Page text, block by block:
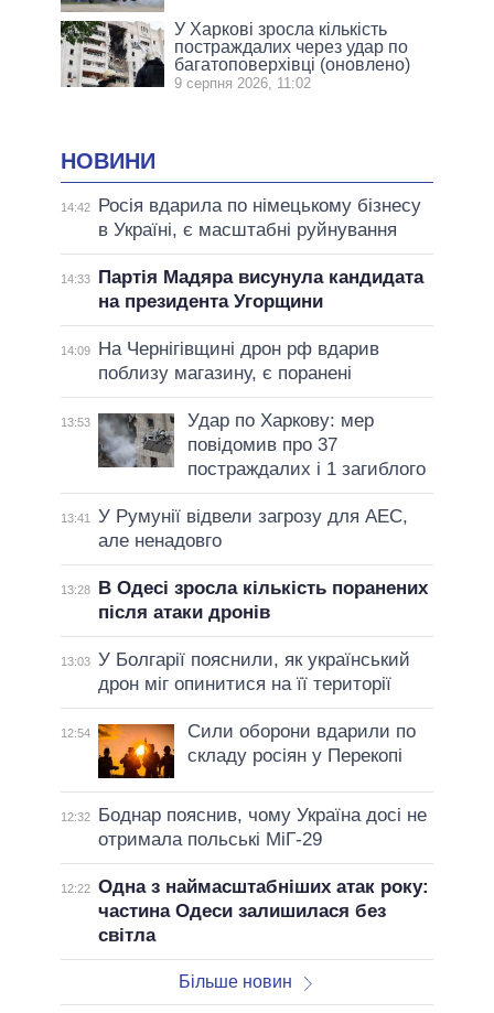
У Харкові зросла кількість
постраждалих через удар по
багатоповерхівці (оновлено)
9 серпня 2026, 11:02
НОВИНИ
14:42
Росія вдарила по німецькому бізнесу
в Україні, є масштабні руйнування
14:33
Партія Мадяра висунула кандидата
на президента Угорщини
14:09
На Чернігівщині дрон рф вдарив
поблизу магазину, є поранені
13:53
Удар по Харкову: мер
повідомив про 37
постраждалих і 1 загиблого
13:41
У Румунії відвели загрозу для АЕС,
але ненадовго
13:28
В Одесі зросла кількість поранених
після атаки дронів
13:03 У Болгарії пояснили, як український
дрон міг опинитися на її території
12:54
Сили оборони вдарили по
складу росіян у Перекопі
12:32
Боднар пояснив, чому Україна досі не
отримала польські МіГ-29
12:22 Одна з наймасштабніших атак року:
частина Одеси залишилася без
світла
Більше новин